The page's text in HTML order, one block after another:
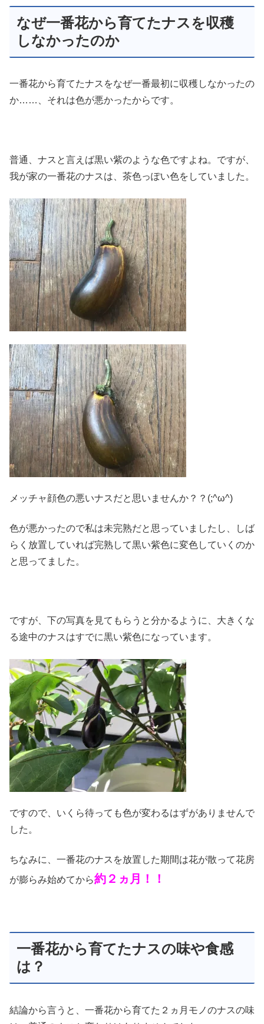
なぜ一番花から育てたナスを収穫
しなかったのか
一番花から育てたナスをなぜ一番最初に収穫しなかったの
か……、それは色が悪かったからです。
普通、ナスと言えば黒い紫のような色ですよね。ですが、
我が家の一番花のナスは、茶色っぽい色をしていました。
メッチャ顔色の悪いナスだと思いませんか？？(;^ω^)
色が悪かったので私は未完熟だと思っていましたし、しば
らく放置していれば完熟して黒い紫色に変色していくのか
と思ってました。
ですが、下の写真を見てもらうと分かるように、大きくな
る途中のナスはすでに黒い紫色になっています。
ですので、いくら待っても色が変わるはずがありませんで
した。
ちなみに、一番花のナスを放置した期間は花が散って花房
が膨らみ始めてから約２ヵ月！！
一番花から育てたナスの味や食感
は？
結論から言うと、一番花から育てた２ヵ月モノのナスの味